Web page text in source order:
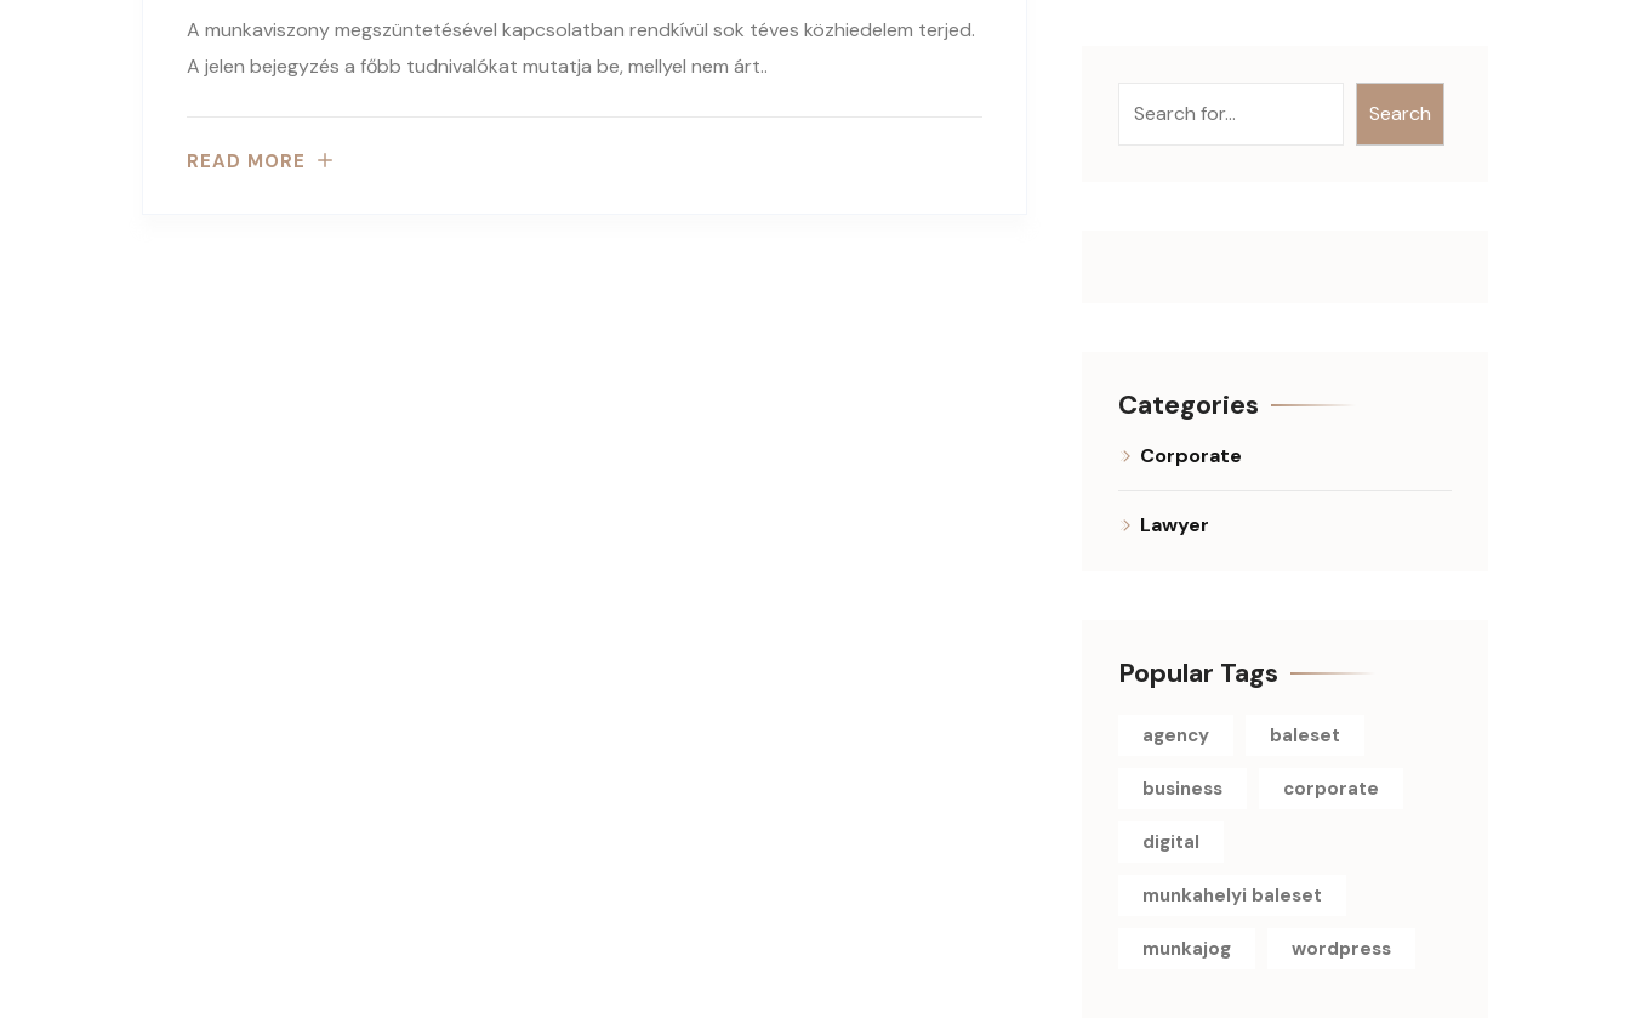
A munkaviszony megszüntetésével kapcsolatban rendkívül sok téves közhiedelem terjed.
A jelen bejegyzés a főbb tudnivalókat mutatja be, mellyel nem árt..
READ MORE
Search
Categories
Corporate
Lawyer
Popular Tags
agency baleset
business corporate
digital
munkahelyi baleset
munkajog wordpress